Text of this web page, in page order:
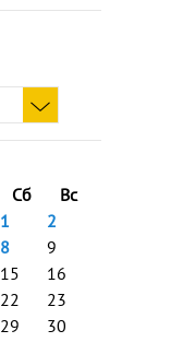
Сб
Вс
1
2
8
9
15
16
22
23
29
30